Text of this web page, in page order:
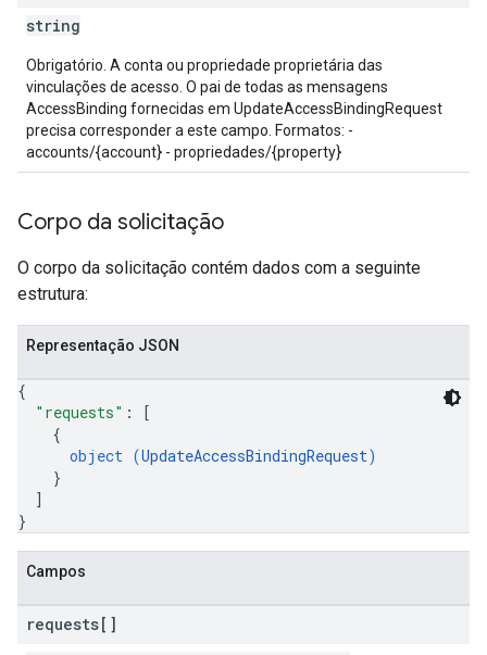
string
Obrigatório. A conta ou propriedade proprietária das
vinculações de acesso. O pai de todas as mensagens
AccessBinding fornecidas em UpdateAccessBindingRequest
precisa corresponder a este campo. Formatos: -
accounts/{account} - propriedades/{property}
Corpo da solicitação
O corpo da solicitação contém dados com a seguinte
estrutura:
Representação JSON
{
"requests" :
[
{
object (UpdateAccessBindingRequest)
}
]
}
Campos
requests[]